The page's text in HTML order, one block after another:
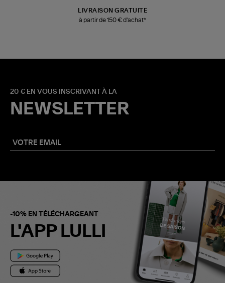
LIVRAISON GRATUITE
à partir de 150 € d'achat*
20 € EN VOUS INSCRIVANT À LA
NEWSLETTER
-10% EN TÉLÉCHARGEANT
L'APP LULLI